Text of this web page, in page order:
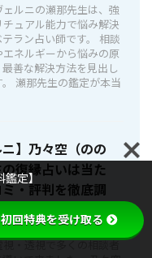
ェルニの瀬那先生は、強
ュアル能力で悩み解決
ラン占い師です。 相談
エネルギーから悩みの原
善な解決方法を見出し
瀬那先生の鑑定が本当
ニ】乃々空（のの
復縁占いは当た
・評判を徹底調
ェルニの乃々空先生は鋭
・透視で多くの相談者
鑑定】
初回特典を受け取る